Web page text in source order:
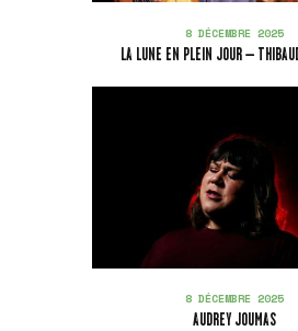
8 DÉCEMBRE 2025
LA LUNE EN PLEIN JOUR –
8 DÉCEMBRE 2025
AUDREY JOUMAS